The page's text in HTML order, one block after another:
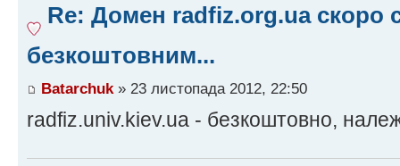
Re: Домен radfiz.org.ua скоро
безкоштовним...
Batarchuk» 23 листопада 2012, 22:50
radfiz.univ.kiev.ua - безкоштовно,